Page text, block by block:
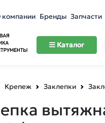
Бренды Запчасти
Каталог
Крепеж Заклепки